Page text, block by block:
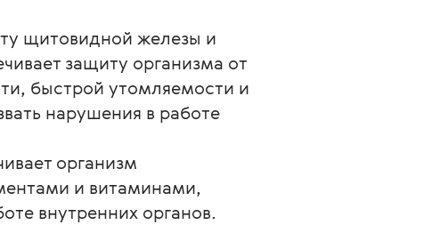
щитовидной железы и
защиту организма от
быстрой утомляемости и
нарушения в работе
организм
и витаминами,
внутренних органов.